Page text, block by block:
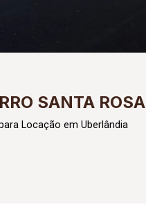
SANTA ROSA
Locação em Uberlândia